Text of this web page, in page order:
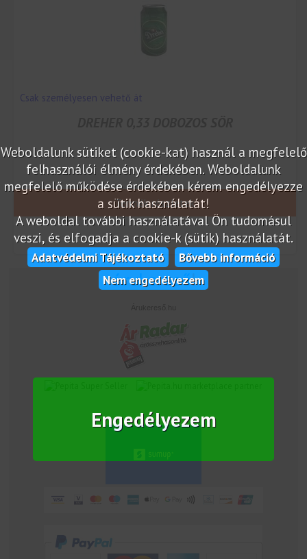
Csak személyesen vehető át
Termék részletek
Weboldalunk sütiket (cookie-kat) használ a megfelelő
felhasználói élmény érdekében. Weboldalunk
megfelelő működése érdekében kérem engedélyezze
a sütik használatát!
A weboldal további használatával Ön tudomásul
veszi, és elfogadja a cookie-k (sütik) használatát.
Adatvédelmi Tájékoztató
Bővebb információ
Nem engedélyezem
Engedélyezem